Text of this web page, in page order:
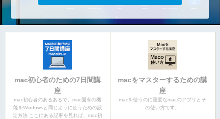
mac初心者のための7日間講
座
mac初心者のあるあるで、mac固有の機
能をWindowsと同じように使うための設
定方法 ここにある記事を見れば、mac初
macをマスターするための講
座
macを使うのに重要なmacのアプリとそ
の使い方です。